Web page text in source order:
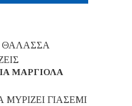
ΘΑΛΑΣΣΑ
ΜΑΡΓΙΟΛΑ
ΓΙΑΣΕΜΙ